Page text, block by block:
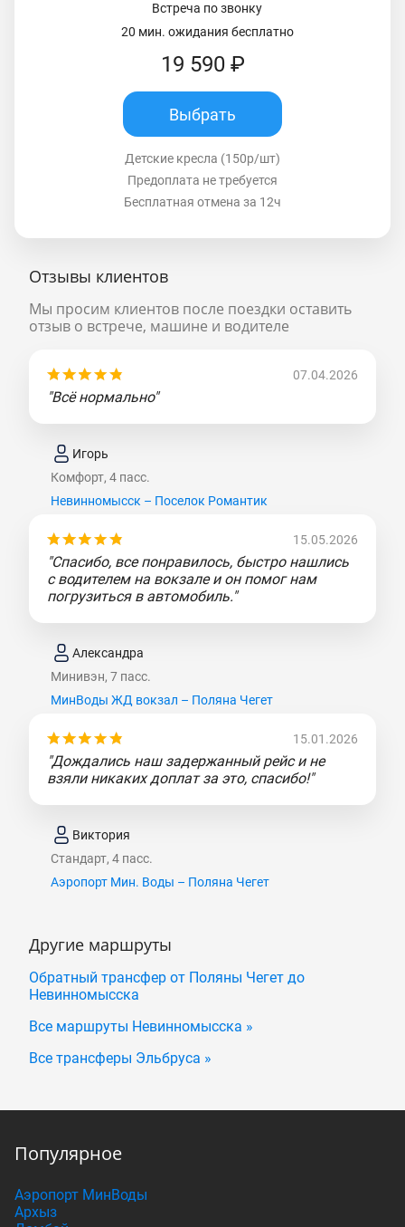
Встреча по звонку
20 мин. ожидания бесплатно
19 590 ₽
Выбрать
Детские кресла (150р/шт)
Предоплата не требуется
Бесплатная отмена за 12ч
Отзывы клиентов
Мы просим клиентов после поездки оставить
отзыв о встрече, машине и водителе
07.04.2026
"Всё нормально"
Игорь
Комфорт, 4 пасс.
Невинномысск – Поселок Романтик
15.05.2026
"Спасибо, все понравилось, быстро нашлись
с водителем на вокзале и он помог нам
погрузиться в автомобиль."
Александра
Минивэн, 7 пасс.
МинВоды ЖД вокзал – Поляна Чегет
15.01.2026
"Дождались наш задержанный рейс и не
взяли никаких доплат за это, спасибо!"
Виктория
Стандарт, 4 пасс.
Аэропорт Мин. Воды – Поляна Чегет
Другие маршруты
Обратный трансфер от Поляны Чегет до
Невинномысска
Все маршруты Невинномысска »
Все трансферы Эльбруса »
Популярное
Аэропорт МинВоды
Архыз